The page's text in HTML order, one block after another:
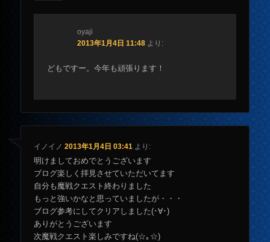
oyaji
2013年1月4日 11:48 より:
どもですー。今年も頑張ります！
イノイノ 2013年1月4日 03:41 より:
明けましておめでとうございます
ブログ楽しく拝見させていただいてます
自分も魔戦クエスト終わりました
もっと強いかなと思っていましたが・・・
ブログ参考にしてクリアしました(･∀･)
ありがとうございます
次魔戦クエスト楽しみですね(☆｡☆)